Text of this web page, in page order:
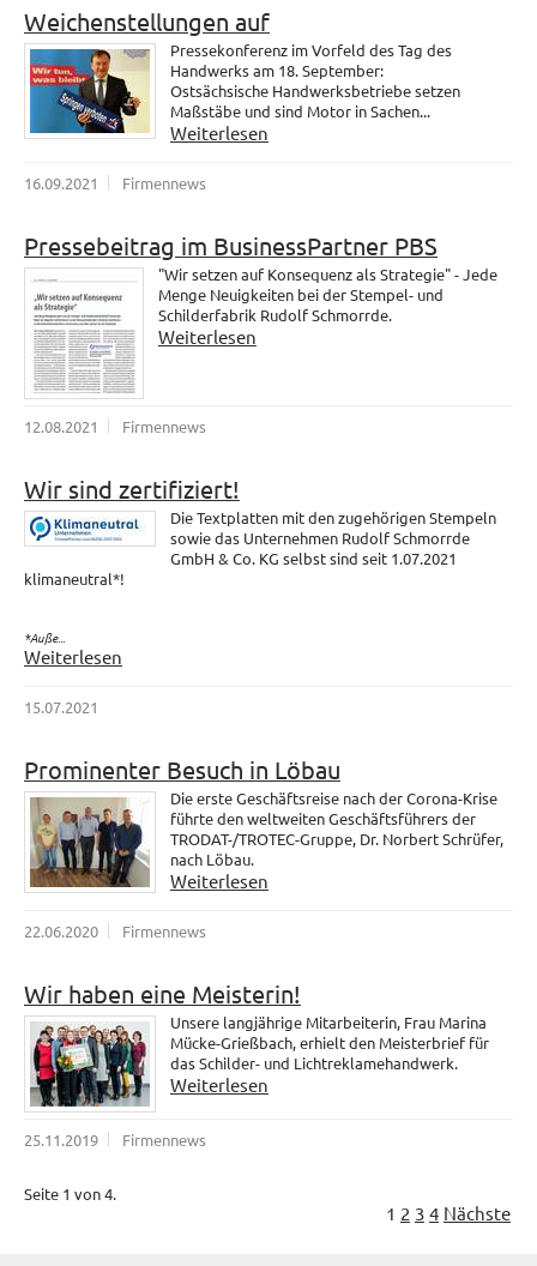
Weichenstellungen auf
Pressekonferenz im Vorfeld des Tag des
Handwerks am 18. September:
Ostsächsische Handwerksbetriebe setzen
Maßstäbe und sind Motor in Sachen...
Weiterlesen
16.09.2021 Firmennews
Pressebeitrag im BusinessPartner PBS
"Wir setzen auf Konsequenz als Strategie" - Jede
Menge Neuigkeiten bei der Stempel- und
Schilderfabrik Rudolf Schmorrde.
Weiterlesen
12.08.2021 Firmennews
Wir sind zertifiziert!
Die Textplatten mit den zugehörigen Stempeln
sowie das Unternehmen Rudolf Schmorrde
GmbH & Co. KG selbst sind seit 1.07.2021
klimaneutral*!
*Auße...
Weiterlesen
15.07.2021
Prominenter Besuch in Löbau
Die erste Geschäftsreise nach der Corona-Krise
führte den weltweiten Geschäftsführers der
TRODAT-/TROTEC-Gruppe, Dr. Norbert Schrüfer,
nach Löbau.
Weiterlesen
22.06.2020 Firmennews
Wir haben eine Meisterin!
Unsere langjährige Mitarbeiterin, Frau Marina
Mücke-Grießbach, erhielt den Meisterbrief für
das Schilder- und Lichtreklamehandwerk.
Weiterlesen
25.11.2019 Firmennews
Seite 1 von 4.
1 2 3 4 Nächste